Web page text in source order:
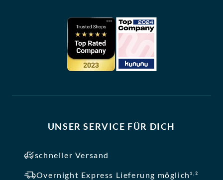
UNSER SERVICE FÜR DICH
schneller Versand
Overnight Express Lieferung möglich¹,²